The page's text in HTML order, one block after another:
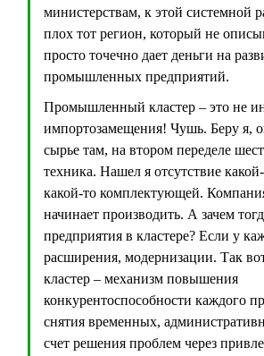
министерствам, к этой системной
плох тот регион, который не
просто точечно дает деньги на
промышленных предприятий.
Промышленный кластер – это не
импортозамещения! Чушь. Беру я,
сырье там, на втором переделе
техника. Нашел я отсутствие
какой-то комплектующей.
начинает производить. А зачем
предприятия в кластере? Если у
расширения, модернизации. Так
кластер – механизм повышения
конкурентоспособности каждого
снятия временных,
счет решения проблем через